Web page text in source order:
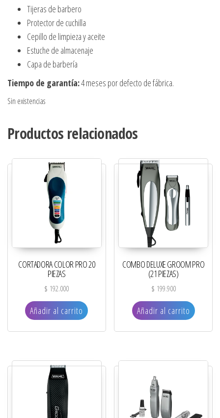
Tijeras de barbero
Protector de cuchilla
Cepillo de limpieza y aceite
Estuche de almacenaje
Capa de barbería
Tiempo de garantía:4 meses por defecto de fábrica.
Sin existencias
Productos relacionados
CORTADORA COLOR PRO 20
PIEZAS
$ 192.000
Añadir al carrito
COMBO DELUXE GROOM PRO
(21 PIEZAS)
$ 199.900
Añadir al carrito